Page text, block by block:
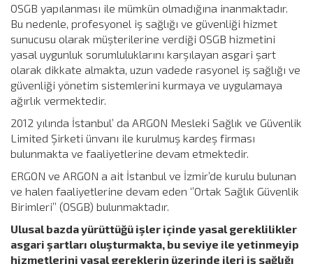
OSGB yapılanması ile mümkün olmadığına inanmaktadır.
Bu nedenle, profesyonel iş sağlığı ve güvenliği hizmet
sunucusu olarak müşterilerine verdiği OSGB hizmetini
yasal uygunluk sorumluluklarını karşılayan asgari şart
olarak dikkate almakta, uzun vadede rasyonel iş sağlığı ve
güvenliği yönetim sistemlerini kurmaya ve uygulamaya
ağırlık vermektedir.
2012 yılında İstanbul’ da ARGON Mesleki Sağlık ve Güvenlik
Limited Şirketi ünvanı ile kurulmuş kardeş firması
bulunmakta ve faaliyetlerine devam etmektedir.
ERGON ve ARGON a ait İstanbul ve İzmir’de kurulu bulunan
ve halen faaliyetlerine devam eden ‘’Ortak Sağlık Güvenlik
Birimleri’’ (OSGB) bulunmaktadır.
Ulusal bazda yürüttüğü işler içinde yasal gereklilikler
asgari şartları oluşturmakta, bu seviye ile yetinmeyip
hizmetlerini yasal gereklerin üzerinde ileri iş sağlığı